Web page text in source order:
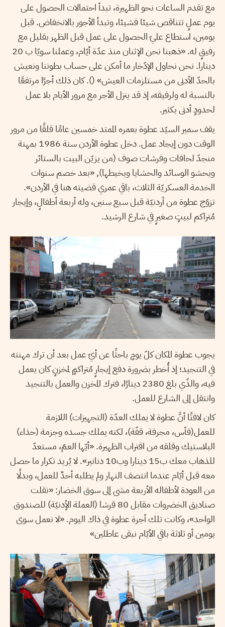
مع تقدم الساعات نحو الظهيرة، تبدأ احتمالات الحصول على
يوم عملٍ تتناقص شيئا فشيئا، وتبدأ الأجور بالانخفاض. قبل
يومين، استطاع عليّ الحصول على عمل قبل الظهر بقليل مع
رفيقٍ له. «ذهبنا نحن الإثنان منذ عدّة أيّام، وعملنا سويّا ب 20
دينارا. نحن نحاول الإدّخار ما أمكن على حساب بطوننا ونعيش
بالحدّ الأدنى من مستلزمات العيش» (). كان ذلك أجرًا مرتفعًا
بالنسبة له ولرفيقه، إذ قد ينزل الأجر مع مرور الأيام بلا عمل
لحدودٍ أدنى بكثير.
يقف سمير السيّد عطوة بعمره الممتد خمسين عامًا قلقًا من مرور
الوقت دون إيجاد عمل. دخل عطوة الأردن سنة 1986 بمهنة
منجدّ لحافات وفرشات صوف (من يزيّن البيت بالستائر
ويحشو الوسائد والحشايا ويخيطها), «بعد خصم سنوات
الخدمة العسكريّة الثلاث، باقي عمري قضيته هنا في الأردن».
تزوّج عطوة من أردنيّة قبل سبع سنين، وله أربعة أطفالٍ، وإيجار
مُتراكم لبيتٍ صغيرٍ في شارع الرشيد.
يجوب عطوة المكان كلّ يومٍ باحثًا عن أيّ عمل بعد أن ترك مهنته
في التنجيد؛ إذ أُخطر بضرورة دفع إيجارٍ مُتراكمٍ لمخزنٍ كان يعمل
فيه، والذّي بلغ 2380 دينارًا، فترك المخزن والعمل بالتنجيد
وانتقل إلى الشارع للعمل.
كان لافتًا أنَّ عطوة لا يملك العدّة (التجهيزات) اللازمة
للعمل(فأس، مجرفة، قفّة)، لكنه يملك جسده وجزمة (حذاء)
البلاستيك وقلقه من اقتراب الظهيرة. «أيّها العمّ، مستعدّ
للذهاب معك ب15 دينارا وب10 دنانير». لا يُريد تكرار ما حصل
معه قبل أيّام عندما انتصف النهار ولم يطلبه أحدٌ للعمل، وبدلًا
من العودة لأطفاله الأربعة مشى إلى سوق الخضار: «نقلت
صناديق الخضروات مقابل 80 قرشا (العملة الأٍدنيّة) للصندوق
الواحد»، وكانت تلك أجرة عطوة في ذاك اليوم. «لا نعمل سوى
يومين أو ثلاثة باقي الأيّام نبقى عاطلين»